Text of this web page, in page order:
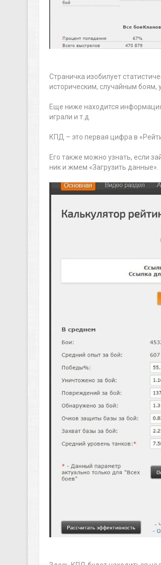
Страничка изобилует
историческим, случайным боям,
Еще ниже находится
играли и т.д.
КПД – это первая цифра в
Его также можно узнать, если
ник и жмем «Загрузить данные».